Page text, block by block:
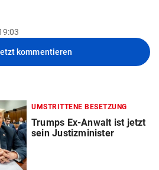
kommentieren
UMSTRITTENE BESETZUNG
Trumps Ex-Anwalt ist jetzt
sein Justizminister